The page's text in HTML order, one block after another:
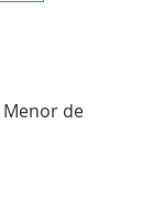
Menor de